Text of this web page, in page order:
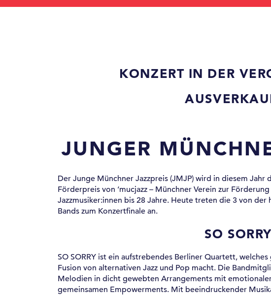
KONZERT IN DER
JUNGER
Der Junge Münchner Jazzpreis (JMJP) wird in diesem
Förderpreis von ‘mucjazz – Münchner Verein zur
Jazzmusiker:innen bis 28 Jahre. Heute treten die 3 von
Bands zum Konzertfinale an.
SO SORRY
SO SORRY ist ein aufstrebendes Berliner Quartett,
Fusion von alternativen Jazz und Pop macht. Die
Melodien in dicht gewebten Arrangements mit
gemeinsamen Empowerments. Mit beeindruckender